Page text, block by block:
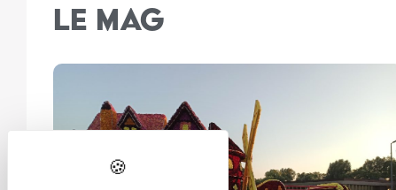
LE MAG